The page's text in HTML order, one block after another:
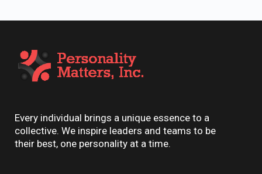
Every individual brings a unique essence to a
collective. We inspire leaders and teams to be
their best, one personality at a time.